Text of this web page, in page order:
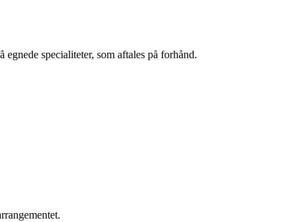
specialiteter, som aftales på forhånd.